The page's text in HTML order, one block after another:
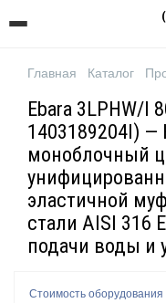
Главная Каталог
Ebara 3LPHW/I
1403189204I) —
моноблочный
эластичной
стали AISI 316
подачи воды и
Стоимость оборудования